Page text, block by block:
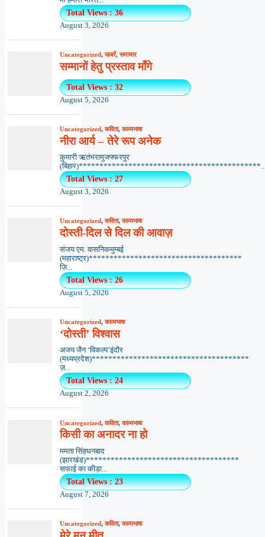
Total Views : 36
August 3, 2026
Uncategorized,खबरें,समाचार
सम्मानों हेतु प्रस्ताव माँगे
Total Views : 32
August 5, 2026
Uncategorized,कविता,काव्यभाषा
नीरा आर्य – तेरे रूप अनेक
कुमारी ऋतंभरामुजफ्फरपुर
Total Views : 27
August 3, 2026
Uncategorized,कविता,काव्यभाषा
दोस्ती-दिल से दिल की आवाज़
संजय एम. वासनिकमुम्बई
(महाराष्ट्र)*************************************
ज़ि...
Total Views : 26
August 5, 2026
Uncategorized,काव्यभाषा
‘दोस्ती’ विश्वास
अजय जैन ‘विकल्प’इंदौर
(मध्यप्रदेश)**************************************
ज़...
Total Views : 24
August 2, 2026
Uncategorized,कविता,काव्यभाषा
किसी का अनादर ना हो
ममता सिंहधनबाद
(झारखंड)*************************************
सफाई का कीड़ा...
Total Views : 23
August 7, 2026
Uncategorized,कविता,काव्यभाषा